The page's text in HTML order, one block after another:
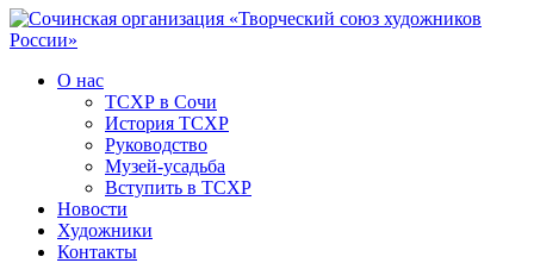
О нас
ТСХР в Сочи
История ТСХР
Руководство
Музей-усадьба
Вступить в ТСХР
Новости
Художники
Контакты